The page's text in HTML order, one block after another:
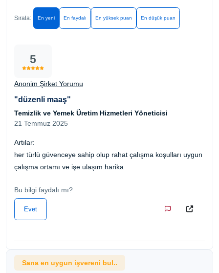
Sırala: En yeni En faydalı En yüksek puan En düşük puan
5
Anonim Şirket Yorumu
"düzenli maaş"
Temizlik ve Yemek Üretim Hizmetleri Yöneticisi
21 Temmuz 2025
Artılar:
her türlü güvenceye sahip olup rahat çalışma koşulları uygun
çalışma ortamı ve işe ulaşım harika
Bu bilgi faydalı mı?
Evet
Sana en uygun işvereni bul..